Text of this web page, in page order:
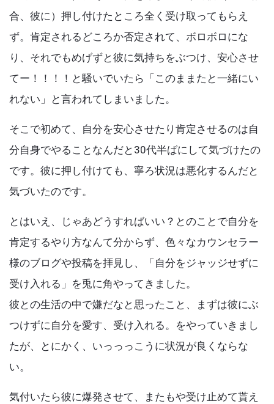
合、彼に）押し付けたところ全く受け取ってもらえ
ず。肯定されるどころか否定されて、ボロボロにな
り、それでもめげずと彼に気持ちをぶつけ、安心させ
てー！！！！と騒いでいたら「このままたと一緒にい
れない」と言われてしまいました。
そこで初めて、自分を安心させたり肯定させるのは自
分自身でやることなんだと30代半ばにして気づけたの
です。彼に押し付けても、寧ろ状況は悪化するんだと
気づいたのです。
とはいえ、じゃあどうすればいい？とのことで自分を
肯定するやり方なんて分からず、色々なカウンセラー
様のブログや投稿を拝見し、「自分をジャッジせずに
受け入れる」を兎に角やってきました。
彼との生活の中で嫌だなと思ったこと、まずは彼にぶ
つけずに自分を愛す、受け入れる。をやっていきまし
たが、とにかく、いっっっこうに状況が良くならな
い。
気付いたら彼に爆発させて、またもや受け止めて貰え